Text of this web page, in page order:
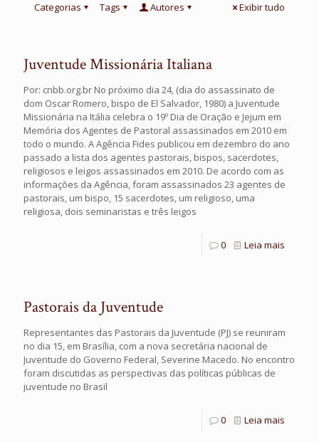
Categorias Tags Autores Exibir tudo
Juventude Missionária Italiana
Por: cnbb.org.br No próximo dia 24, (dia do assassinato de
dom Oscar Romero, bispo de El Salvador, 1980) a Juventude
Missionária na Itália celebra o 19º Dia de Oração e Jejum em
Memória dos Agentes de Pastoral assassinados em 2010 em
todo o mundo. A Agência Fides publicou em dezembro do ano
passado a lista dos agentes pastorais, bispos, sacerdotes,
religiosos e leigos assassinados em 2010. De acordo com as
informações da Agência, foram assassinados 23 agentes de
pastorais, um bispo, 15 sacerdotes, um religioso, uma
religiosa, dois seminaristas e três leigos
0 Leia mais
Pastorais da Juventude
Representantes das Pastorais da Juventude (PJ) se reuniram
no dia 15, em Brasília, com a nova secretária nacional de
Juventude do Governo Federal, Severine Macedo. No encontro
foram discutidas as perspectivas das políticas públicas de
juventude no Brasil
0 Leia mais